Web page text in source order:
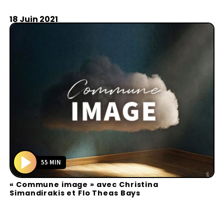
y
18 Juin 2021
P
l
55 MIN
« Commune image » avec Christina
Simandirakis et Flo Theas Bays